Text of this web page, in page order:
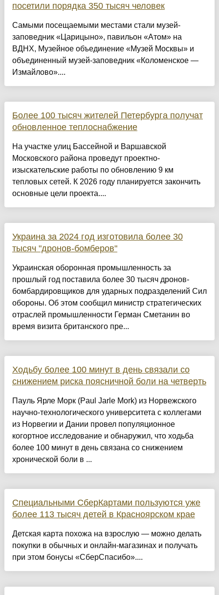
посетили порядка 350 тысяч человек
Самыми посещаемыми местами стали музей-
заповедник «Царицыно», павильон «Атом» на
ВДНХ, Музейное объединение «Музей Москвы» и
объединенный музей-заповедник «Коломенское —
Измайлово»....
Более 100 тысяч жителей Петербурга получат
обновленное теплоснабжение
На участке улиц Бассейной и Варшавской
Московского района проведут проектно-
изыскательские работы по обновлению 9 км
тепловых сетей. К 2026 году планируется закончить
основные цели проекта....
Украина за 2024 год изготовила более 30
тысяч "дронов-бомберов"
Украинская оборонная промышленность за
прошлый год поставила более 30 тысяч дронов-
бомбардировщиков для ударных подразделений Сил
обороны. Об этом сообщил министр стратегических
отраслей промышленности Герман Сметанин во
время визита британского пре...
Ходьбу более 100 минут в день связали со
снижением риска поясничной боли на четверть
Пауль Ярле Морк (Paul Jarle Mork) из Норвежского
научно-технологического университета с коллегами
из Норвегии и Дании провел популяционное
когортное исследование и обнаружил, что ходьба
более 100 минут в день связана со снижением
хронической боли в ...
Специальными СберКартами пользуются уже
более 113 тысяч детей в Красноярском крае
Детская карта похожа на взрослую — можно делать
покупки в обычных и онлайн-магазинах и получать
при этом бонусы «СберСпасибо»....